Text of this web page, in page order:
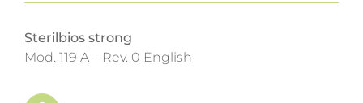
Sterilbios strong
Mod. 119 A – Rev. 0 English